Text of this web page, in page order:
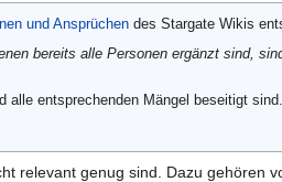
und Ansprüchen des Stargate Wikis
bereits alle Personen ergänzt sind,
alle entsprechenden Mängel beseitigt
relevant genug sind. Dazu gehören